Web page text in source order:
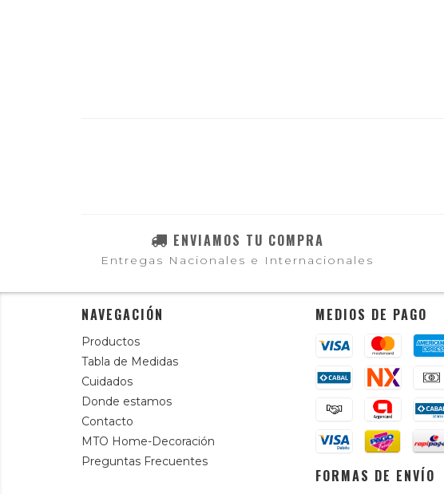
ENVIAMOS TU COMPRA
Entregas Nacionales e Internacionales
NAVEGACIÓN
Productos
Tabla de Medidas
Cuidados
Donde estamos
Contacto
MTO Home-Decoración
Preguntas Frecuentes
MEDIOS DE PAGO
FORMAS DE ENVÍO